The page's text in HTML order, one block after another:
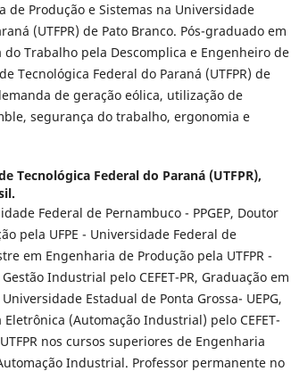
de Produção e Sistemas na Universidade
(UTFPR) de Pato Branco. Pós-graduado em
Trabalho pela Descomplica e Engenheiro de
Tecnológica Federal do Paraná (UTFPR) de
de geração eólica, utilização de
segurança do trabalho, ergonomia e
Tecnológica Federal do Paraná (UTFPR),
Federal de Pernambuco - PPGEP, Doutor
pela UFPE - Universidade Federal de
em Engenharia de Produção pela UTFPR -
Gestão Industrial pelo CEFET-PR, Graduação em
Estadual de Ponta Grossa- UEPG,
(Automação Industrial) pelo CEFET-
nos cursos superiores de Engenharia
Industrial. Professor permanente no